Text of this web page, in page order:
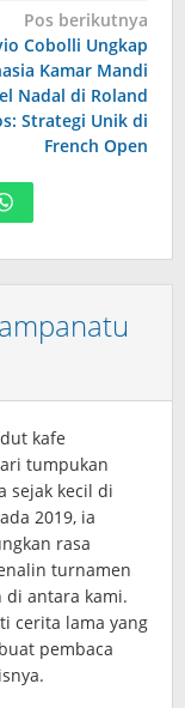
Pos berikutnya
Cobolli Ungkap
Kamar Mandi
Nadal di Roland
Strategi Unik di
French Open
kafe
tumpukan
sejak kecil di
2019, ia
rasa
turnamen
di antara kami.
cerita lama yang
pembaca